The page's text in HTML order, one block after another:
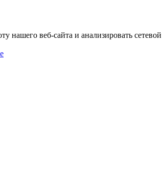
нашего веб-сайта и анализировать